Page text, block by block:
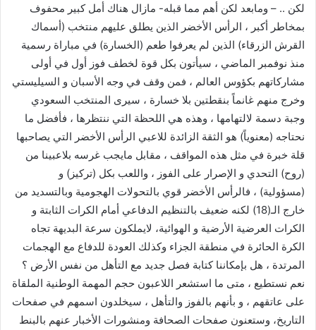
لكن .. – ومابعد لكن أهم مما قبله- مازال هناك أمل كبير محفوف
بمخاطر أكبر ، الرأس الأخضر الذين يطلق عليهم منتخب (أسماك
القرش الزرقاء) الذين لم يعرفوا طعم (الخسارة) في مباراة رسمية
منذ نوفمبر الماضي ، سيأتون بكل قوة لخطف فوز أول في أولى
مشاركاتهم بكؤوس العالم ، فمن وقف في وجه الأسبان و السيليستي
وخرج منهم غانماً بنقطتين بلا خسارة ، سيرى المنتخب السعودي
وجبة دسمة لالتهامها ، وهذه هي اللحظة التي ننتظرها ، فأفضل ما
نحتاجه (معنوياً) هو الثقة الزائدة للاعبي الرأس الأخضر التي يصاحبها
قلة خبرة في مثل هذه المواقف ، مقابل مايجب غرسه بلاعبينا من
(روح) التحدي و الإصرار على الفوز ، واللعب بكل (تركيز) و
(مسؤولية) ، فالرأس الأخضر قوي بالتحولات الهجومية وبالتسديد من
خارج الـ(18) لكنه ضعيف بالتنظيم الدفاعي أمام الكرات الثابتة و
الكرات العرضية الأرضية و الهوائية، لايملكون سرعة البديهة تجاه
الكرة الحائرة في منطقة الجزاء وكذلك العودة للدفاع مع الهجمات
المرتدة ، هل بإمكاننا كتابة فصل جديد مع التأهل من نفس الأرض ؟
نعم نستطيع ، متى ما استشعر اللاعبون حجم المهمة الوطنية الملقاة
على عاتقهم ، و بأنهم بالفوز والتأهل ، سيخلدون اسمهم في صفحات
التاريخ، وستعنون صفحات الصحافة ومنشورات الأخبار عنهم بالبنط